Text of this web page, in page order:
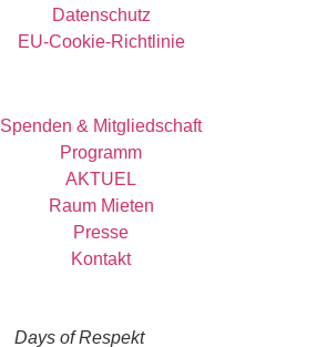
Datenschutz
EU-Cookie-Richtlinie
Spenden & Mitgliedschaft
Programm
AKTUEL
Raum Mieten
Presse
Kontakt
Days of Respekt